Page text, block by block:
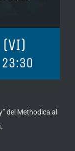
(VI)
23:30
dei Methodica al